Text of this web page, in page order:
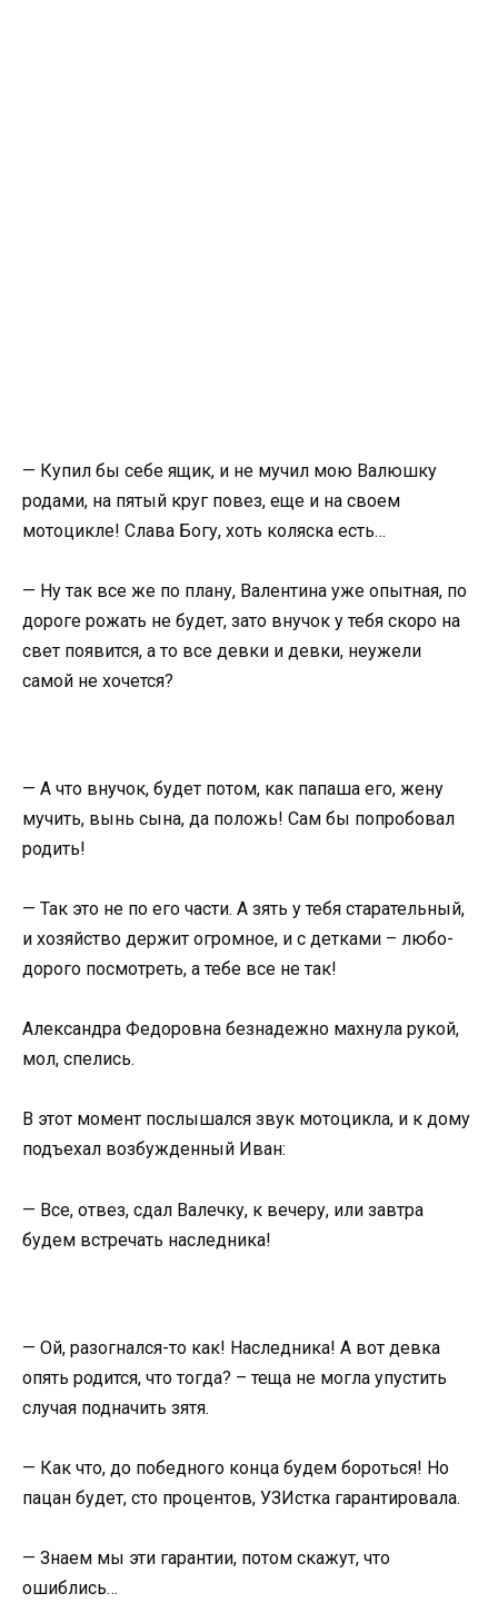
— Купил бы себе ящик, и не мучил мою Валюшку
родами, на пятый круг повез, еще и на своем
мотоцикле! Слава Богу, хоть коляска есть…
— Ну так все же по плану, Валентина уже опытная, по
дороге рожать не будет, зато внучок у тебя скоро на
свет появится, а то все девки и девки, неужели
самой не хочется?
— А что внучок, будет потом, как папаша его, жену
мучить, вынь сына, да положь! Сам бы попробовал
родить!
— Так это не по его части. А зять у тебя старательный,
и хозяйство держит огромное, и с детками – любо-
дорого посмотреть, а тебе все не так!
Александра Федоровна безнадежно махнула рукой,
мол, спелись.
В этот момент послышался звук мотоцикла, и к дому
подъехал возбужденный Иван:
— Все, отвез, сдал Валечку, к вечеру, или завтра
будем встречать наследника!
— Ой, разогнался-то как! Наследника! А вот девка
опять родится, что тогда? – теща не могла упустить
случая подначить зятя.
— Как что, до победного конца будем бороться! Но
пацан будет, сто процентов, УЗИстка гарантировала.
— Знаем мы эти гарантии, потом скажут, что
ошиблись…